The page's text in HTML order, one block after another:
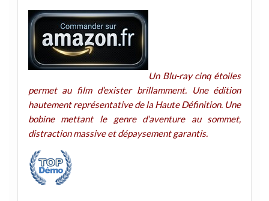
Un Blu-ray cinq étoiles
permet au film d’exister brillamment. Une édition
hautement représentative de la Haute Définition. Une
bobine mettant le genre d’aventure au sommet,
distraction massive et dépaysement garantis.